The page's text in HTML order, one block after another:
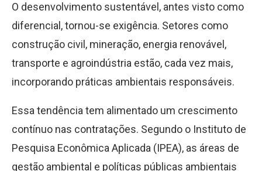
O desenvolvimento sustentável, antes visto como
diferencial, tornou-se exigência. Setores como
construção civil, mineração, energia renovável,
transporte e agroindústria estão, cada vez mais,
incorporando práticas ambientais responsáveis.
Essa tendência tem alimentado um crescimento
contínuo nas contratações. Segundo o Instituto de
Pesquisa Econômica Aplicada (IPEA), as áreas de
gestão ambiental e políticas públicas ambientais